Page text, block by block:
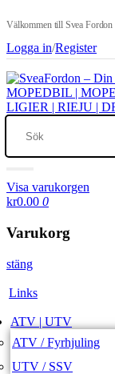
Välkommen till Svea Fordon
Logga in/Register
Visa varukorgen
kr0.00 0
Varukorg
stäng
Links
ATV | UTV
ATV / Fyrhjuling
UTV / SSV